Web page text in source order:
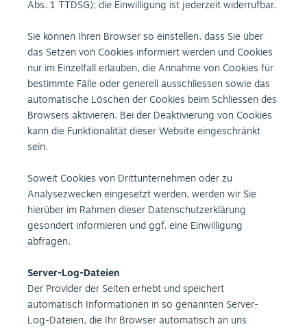
Abs. 1 TTDSG); die Einwilligung ist jederzeit widerrufbar.
Sie können Ihren Browser so einstellen, dass Sie über
das Setzen von Cookies informiert werden und Cookies
nur im Einzelfall erlauben, die Annahme von Cookies für
bestimmte Fälle oder generell ausschliessen sowie das
automatische Löschen der Cookies beim Schliessen des
Browsers aktivieren. Bei der Deaktivierung von Cookies
kann die Funktionalität dieser Website eingeschränkt
sein.
Soweit Cookies von Drittunternehmen oder zu
Analysezwecken eingesetzt werden, werden wir Sie
hierüber im Rahmen dieser Datenschutzerklärung
gesondert informieren und ggf. eine Einwilligung
abfragen.
Server-Log-Dateien
Der Provider der Seiten erhebt und speichert
automatisch Informationen in so genannten Server-
Log-Dateien, die Ihr Browser automatisch an uns